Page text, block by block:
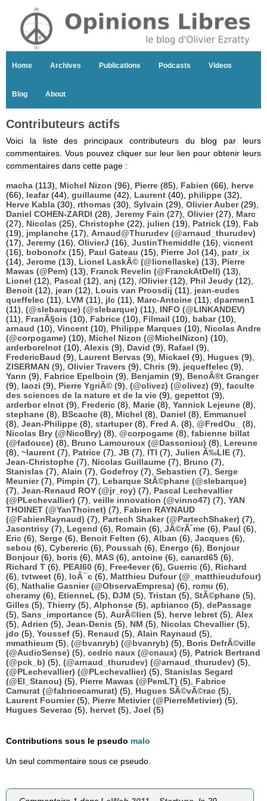
Home Archives Publications Podcasts Videos
Blog About
Contributeurs actifs
Voici la liste des principaux contributeurs du blog par leurs
commentaires. Vous pouvez cliquer sur leur lien pour obtenir leurs
commentaires dans cette page :
macha (113), Michel Nizon (96), Pierre (85), Fabien (66), herve
(66), leafar(44), guillaume (42), Laurent (40), philippe (32),
Herve Kabla (30), rthomas (30), Sylvain (29), Olivier Auber(29),
Daniel COHEN-ZARDI (28), Jeremy Fain (27), Olivier(27), Marc
(27), Nicolas (25), Christophe (22), julien (19), Patrick (19), Fab
(19), jmplanche (17), Arnaud@Thurudev (@arnaud_thurudev)
(17), Jeremy (16), OlivierJ (16), JustinThemiddle (16), vicnent
(16), bobonofx (15), Paul Gateau (15), Pierre Jol (14), patr_ix
(14), Jerome (13), Lionel LaskÃ© (@lionellaske) (13), Pierre
Mawas (@Pem) (13), Franck Revelin (@FranckAtDell) (13),
Lionel (12), Pascal (12), anj (12), /Olivier(12), Phil Jeudy (12),
Benoit (12), jean (12), Louis van Proosdij (11), jean-eudes
queffelec (11), LVM (11), jlc (11), Marc-Antoine (11), dparmen1
(11), (@slebarque) (@slebarque) (11), INFO (@LINKANDEV)
(11), FranÃ§ois (10), Fabrice (10), Filmail (10), babar(10),
arnaud (10), Vincent (10), Philippe Marques (10), Nicolas Andre
(@corpogame) (10), Michel Nizon (@MichelNizon) (10),
arderborelnot (10), Alexis (9), David (9), Rafael (9),
FredericBaud (9), Laurent Bervas (9), Mickael (9), Hugues (9),
ZISERMAN (9), Olivier Travers (9), Chris (9), jequeffelec (9),
Yann (9), Fabrice Epelboin (9), Benjamin (9), BenoÃ®t Granger
(9), laozi (9), Pierre YgriÃ© (9), (@olivez) (@olivez) (9), faculte
des sciences de la nature et de la vie (9), gepettot (9),
arderbor elnot (9), Frederic (8), Marie (8), Yannick Lejeune (8),
stephane (8), BScache (8), Michel (8), Daniel (8), Emmanuel
(8), Jean-Philippe (8), startuper(8), Fred A. (8), @FredOu_
(8),
Nicolas Bry (@NicoBry) (8), @corpogame (8), fabienne billat
(@fadouce) (8), Bruno Lamouroux (@Dassoniou) (8), Lereune
(8), ~laurent (7), Patrice (7), JB (7), ITI (7), Julien Ã‰LIE (7),
Jean-Christophe (7), Nicolas Guillaume (7), Bruno (7),
Stanislas (7), Alain (7), Godefroy (7), Sebastien (7), Serge
Meunier(7), Pimpin (7), Lebarque StÃ©phane (@slebarque)
(7), Jean-Renaud ROY (@jr_roy) (7), Pascal Lechevallier
(@PLechevallier) (7), veille innovation (@vinno47) (7), YAN
THOINET (@YanThoinet) (7), Fabien RAYNAUD
(@FabienRaynaud) (7), Partech Shaker (@PartechShaker) (7),
Jasontrisy (7), Legend (6), Romain (6), JÃ©rÃ´me (6), Paul (6),
Eric (6), Serge (6), Benoit Felten (6), Alban (6), Jacques (6),
sebou (6), Cybereric (6), Poussah (6), Energo (6), Bonjour
Bonjour(6), boris (6), MAS (6), antoine (6), canard65 (6),
Richard T (6), PEAI60 (6), Free4ever(6), Guerric (6), Richard
(6), tvtweet (6), loÃ¯c (6), Matthieu Dufour (@_matthieudufour)
(6), Nathalie Gasnier (@ObservaEmpresa) (6), romu (6),
cheramy (6), EtienneL (5), DJM (5), Tristan (5), StÃ©phane (5),
Gilles (5), Thierry (5), Alphonse (5), apbianco (5), dePassage
(5), Sans_importance (5), AurÃ©lien (5), herve lebret (5), Alex
(5), Adrien (5), Jean-Denis (5), NM (5), Nicolas Chevallier(5),
jdo (5), Youssef (5), Renaud (5), Alain Raynaud (5),
mmathieum (5), (@bvanryb) (@bvanryb) (5), Boris DefrÃ©ville
(@AudioSense) (5), cedric naux (@cnaux) (5), Patrick Bertrand
(@pck_b) (5), (@arnaud_thurudev) (@arnaud_thurudev) (5),
(@PLechevallier) (@PLechevallier) (5), Stanislas Segard
(@El_Stanou) (5), Pierre Mawas (@PemLT) (5), Fabrice
Camurat (@fabricecamurat) (5), Hugues SÃ©vÃ©rac (5),
Laurent Fournier(5), Pierre Metivier (@PierreMetivier) (5),
Hugues Severac (5), hervet (5), Joel (5)
Contributions sous le pseudo malo
Un seul commentaire sous ce pseudo.